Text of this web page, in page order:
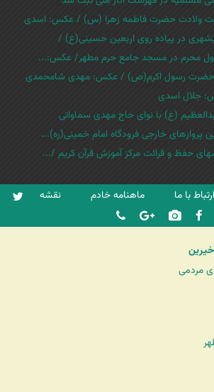
ولادت حضرت فاطمه زهرا (س) / عکس: اسدی
در پیاده روی اربعین حسینی(ع) /
اول محرم در مسجد جامع حرم مطهر/ عکس:...
حضرت رسول اکرم(ص) / عکس: مهدی شامحمدی
جلال اسدی
(ع) با نوای حاج مهدی سماواتی
پروازهای خارجی فرودگاه امام خمینی(ره)...
حفظ و قرائت مرکز آموزش قرآن کریم /...
ارتباط با ما ماهنامه خادم نقشه
مردمی